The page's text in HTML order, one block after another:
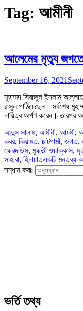
Tag: আমীনী
আলেমের মৃত্যু
September 16, 2021
মুহাম্মদ সিরাজুল ইসলাম
রাসূল পাঠিয়েছেন। সর্বশেষ
দায়িত্ব অর্পণ করেন।
আব্দুস সালাম, আমীনী, আযমী,
কবর, কিয়ামত, চাটগামী, জগত,
ফেরদাউস, মুফতী ওয়াক্কাস,
সাহাবা, হিদায়াতএকটি মন্তব্য
সন্ধান করাঃ
ভর্তি তথ্য